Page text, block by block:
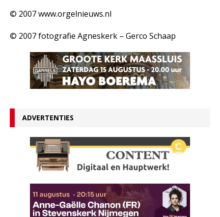
© 2007 www.orgelnieuws.nl
© 2007 fotografie Agneskerk – Gerco Schaap
ADVERTENTIES